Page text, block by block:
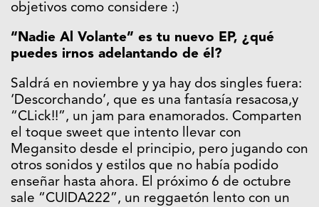
objetivos como considere :)
“Nadie Al Volante” es tu nuevo EP, ¿qué
puedes irnos adelantando de él?
Saldrá en noviembre y ya hay dos singles fuera:
‘Descorchando’, que es una fantasía resacosa,y
“CLick!!”, un jam para enamorados. Comparten
el toque sweet que intento llevar con
Megansito desde el principio, pero jugando con
otros sonidos y estilos que no había podido
enseñar hasta ahora. El próximo 6 de octubre
sale “CUIDA222”, un reggaetón lento con un